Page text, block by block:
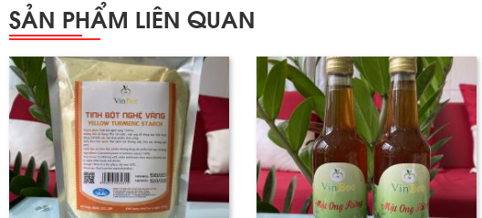
SẢN PHẨM LIÊN QUAN